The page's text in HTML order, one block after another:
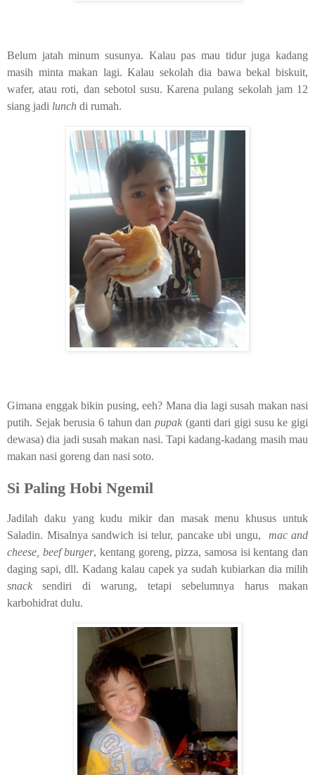
Belum jatah minum susunya. Kalau pas mau tidur juga kadang
masih minta makan lagi. Kalau sekolah dia bawa bekal biskuit,
wafer, atau roti, dan sebotol susu. Karena pulang sekolah jam 12
siang jadi lunch di rumah.
Gimana enggak bikin pusing, eeh? Mana dia lagi susah makan nasi
putih. Sejak berusia 6 tahun dan pupak (ganti dari gigi susu ke gigi
dewasa) dia jadi susah makan nasi. Tapi kadang-kadang masih mau
makan nasi goreng dan nasi soto.
Si Paling Hobi Ngemil
Jadilah daku yang kudu mikir dan masak menu khusus untuk
Saladin. Misalnya sandwich isi telur, pancake ubi ungu,
mac and
cheese, beef burger, kentang goreng, pizza, samosa isi kentang dan
daging sapi, dll. Kadang kalau capek ya sudah kubiarkan dia milih
snacksendiri di warung, tetapi sebelumnya harus makan
karbohidrat dulu.